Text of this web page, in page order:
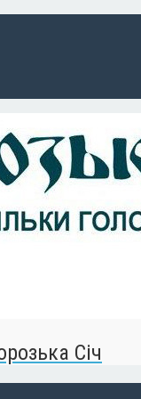
Січ